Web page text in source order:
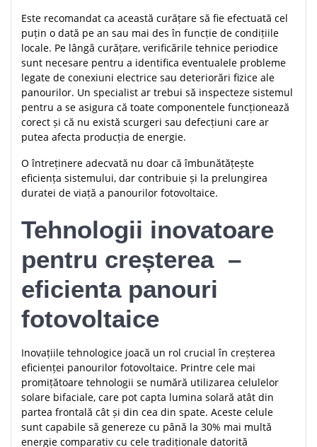
Este recomandat ca această curățare să fie efectuată cel
puțin o dată pe an sau mai des în funcție de condițiile
locale. Pe lângă curățare, verificările tehnice periodice
sunt necesare pentru a identifica eventualele probleme
legate de conexiuni electrice sau deteriorări fizice ale
panourilor. Un specialist ar trebui să inspecteze sistemul
pentru a se asigura că toate componentele funcționează
corect și că nu există scurgeri sau defecțiuni care ar
putea afecta producția de energie.
O întreținere adecvată nu doar că îmbunătățește
eficiența sistemului, dar contribuie și la prelungirea
duratei de viață a panourilor fotovoltaice.
Tehnologii inovatoare
pentru creșterea –
eficienta panouri
fotovoltaice
Inovațiile tehnologice joacă un rol crucial în creșterea
eficienței panourilor fotovoltaice. Printre cele mai
promițătoare tehnologii se numără utilizarea celulelor
solare bifaciale, care pot capta lumina solară atât din
partea frontală cât și din cea din spate. Aceste celule
sunt capabile să genereze cu până la 30% mai multă
energie comparativ cu cele tradiționale datorită